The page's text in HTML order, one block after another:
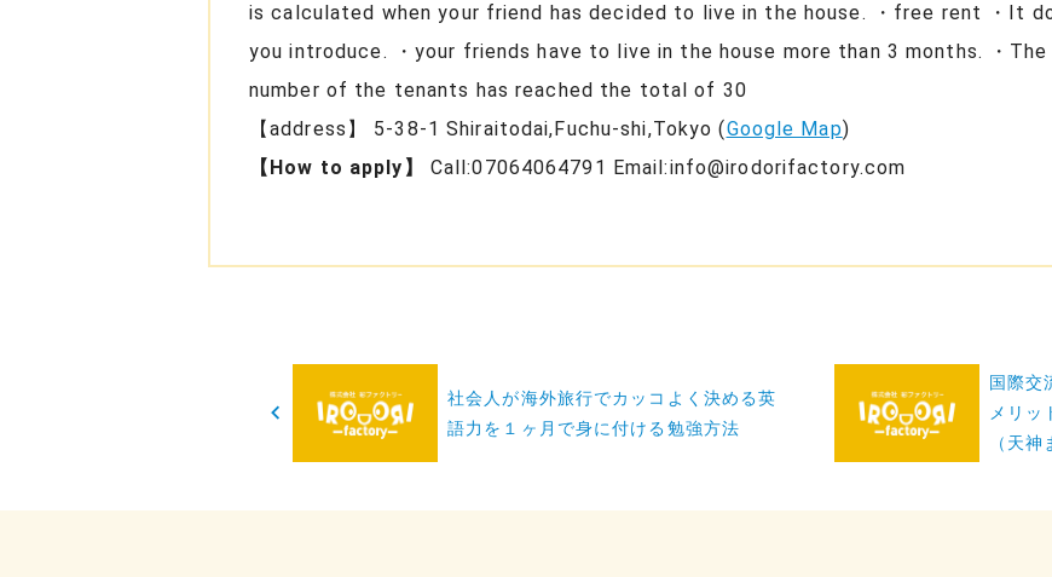
is calculated when your friend has decided to live in the house. ・free rent ・It
you introduce. ・your friends have to live in the house more than 3 months. ・
number of the tenants has reached the total of 30
【address】 5-38-1 Shiraitodai,Fuchu-shi,Tokyo (Google Map)
【How to apply】
Call:07064064791 Email:info@irodorifactory.com
投
稿
ナ
社会人が海外旅行でカッコよく決める英
語力を１ヶ月で身に付ける勉強方法
国際交
メリッ
（天神